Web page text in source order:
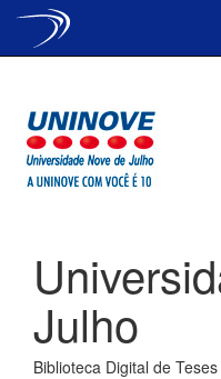
Julho
Biblioteca Digital de